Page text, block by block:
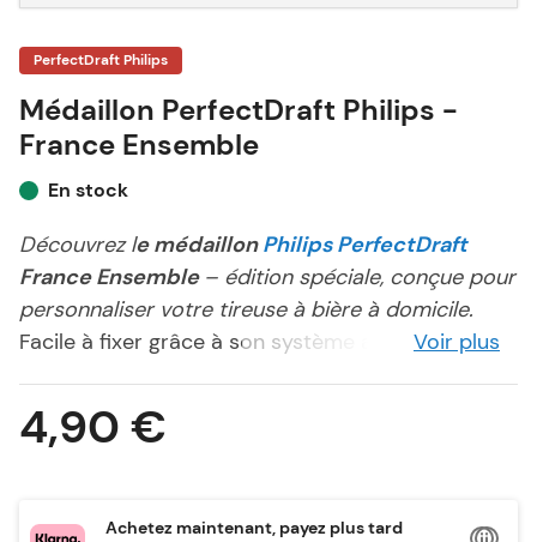
PerfectDraft Philips
Médaillon PerfectDraft Philips -
France Ensemble
En stock
Découvrez le médaillonPhilips PerfectDraft
France Ensemble – édition spéciale, conçue pour
personnaliser votre tireuse à bière à domicile.
Facile à fixer grâce à son système aimanté, il
PerfectDraft Philips et apporte une touche
distinctive.
Voir plus
4,90 €
Achetez maintenant, payez plus tard